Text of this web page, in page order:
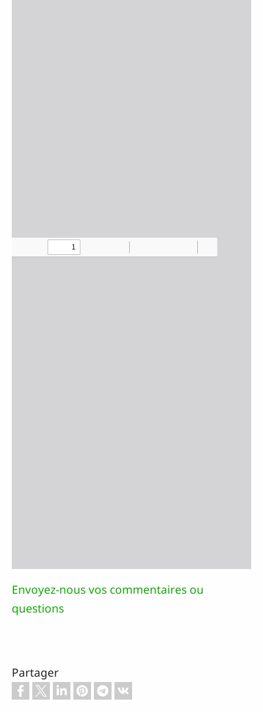
Envoyez-nous vos commentaires ou
questions
Partager